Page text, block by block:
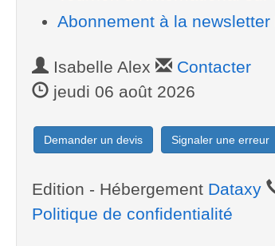
Abonnement à la newsletter
Isabelle Alex
Contacter
jeudi 06 août 2026
Demander un devis Signaler une erreur
Edition - Hébergement Dataxy
Politique de confidentialité